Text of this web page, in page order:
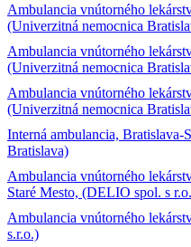
Ambulancia vnútorného
(Univerzitná nemocnica
Ambulancia vnútorného
(Univerzitná nemocnica
Ambulancia vnútorného
(Univerzitná nemocnica
Interná ambulancia, Bratislava-
Bratislava)
Ambulancia vnútorného
Staré Mesto, (DELIO spol. s
Ambulancia vnútorného
s.r.o.)